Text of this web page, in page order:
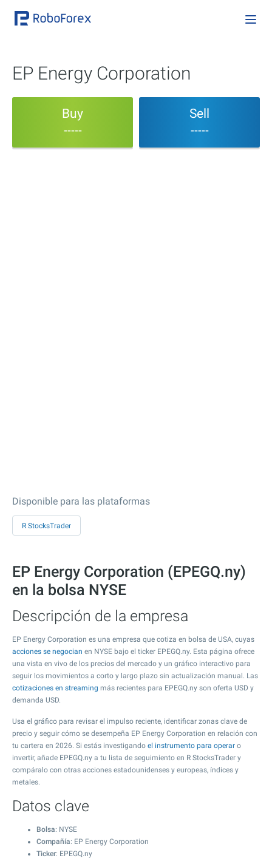
EP Energy Corporation
Buy
-----
Sell
-----
Disponible para las plataformas
R StocksTrader
EP Energy Corporation (EPEGQ.ny)
en la bolsa NYSE
Descripción de la empresa
EP Energy Corporation es una empresa que cotiza en bolsa de USA, cuyas
acciones se negocian en NYSE bajo el ticker EPEGQ.ny. Esta página ofrece
una vista en vivo de los precios del mercado y un gráfico interactivo para
seguir los movimientos a corto y largo plazo sin actualización manual. Las
cotizaciones en streaming más recientes para EPEGQ.ny son oferta USD y
demanda USD.
Usa el gráfico para revisar el impulso reciente, identificar zonas clave de
precio y seguir cómo se desempeña EP Energy Corporation en relación con
tu cartera en 2026. Si estás investigando el instrumento para operar o
invertir, añade EPEGQ.ny a tu lista de seguimiento en R StocksTrader y
compáralo con otras acciones estadounidenses y europeas, índices y
metales.
Datos clave
Bolsa: NYSE
Compañía: EP Energy Corporation
Ticker: EPEGQ.ny